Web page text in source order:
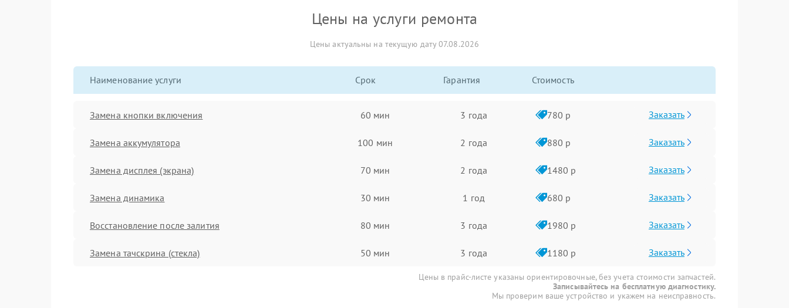
Цены на услуги ремонта
Цены актуальны на текущую дату 07.08.2026
Наименование услуги Срок Гарантия Стоимость
Замена кнопки включения 60 мин 3 года 780 р Заказать
Замена аккумулятора 100 мин 2 года 880 р Заказать
Замена дисплея (экрана) 70 мин 2 года 1480 р Заказать
Замена динамика 30 мин 1 год 680 р Заказать
Восстановление после залития 80 мин 3 года 1980 р Заказать
Замена тачскрина (стекла) 50 мин 3 года 1180 р Заказать
Цены в прайс-листе указаны ориентировочные, без учета стоимости запчастей.
Записывайтесь на бесплатную диагностику.
Мы проверим ваше устройство и укажем на неисправность.